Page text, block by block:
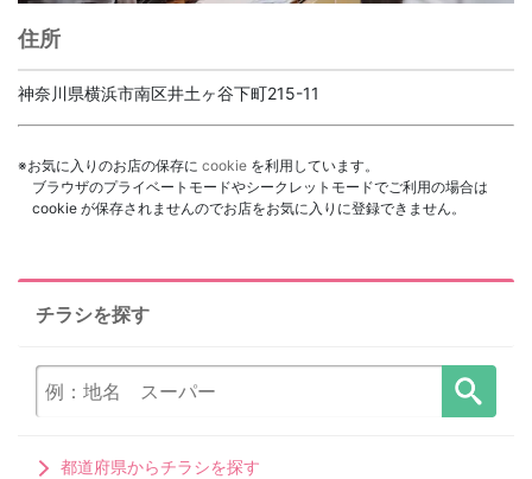
住所
神奈川県横浜市南区井土ヶ谷下町215-11
※お気に入りのお店の保存に cookie を利用しています。
ブラウザのプライベートモードやシークレットモードでご利用の場合は
cookie が保存されませんのでお店をお気に入りに登録できません。
チラシを探す
都道府県からチラシを探す